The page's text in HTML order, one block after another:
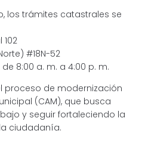
los trámites catastrales se
102
#18N-52
8:00 a. m. a 4:00 p. m.
proceso de modernización
(CAM), que busca
y seguir fortaleciendo la
ciudadanía.